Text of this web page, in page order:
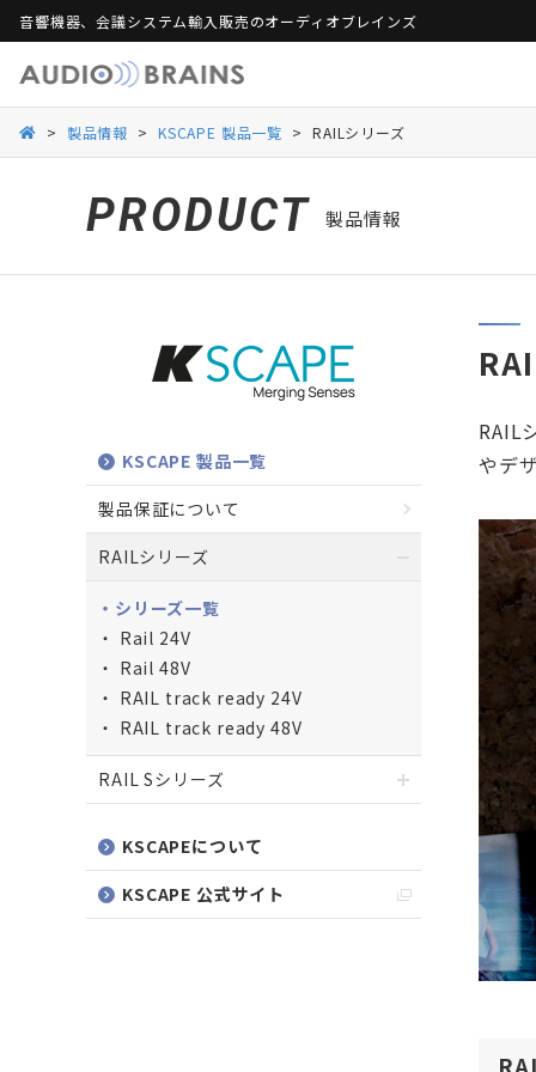
音響機器、会議システム輸入販売のオーディオブレインズ
Danacoid
INOGENI
Luminex
RDL
Taguchi
Televic
Danacoid
INOGENI
Luminex
RDL
Taguchi
Televic
> 製品情報 > KSCAPE 製品一覧 > RAILシリーズ
PRODUCT 製品情報
KSCAPE 製品一覧
製品保証について
RAILシリーズ
シリーズ一覧
Rail 24V
Rail 48V
RAIL track ready 24V
RAIL track ready 48V
RAIL Sシリーズ
KSCAPEについて
KSCAPE 公式サイト
RAIL
やデ